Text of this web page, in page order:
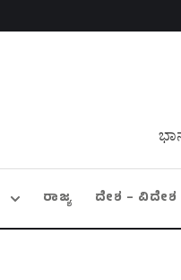
ರಾಜ್ಯ ದೇಶ – ವಿದೇಶ